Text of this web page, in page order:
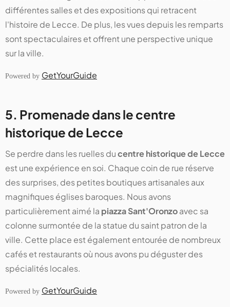
différentes salles et des expositions qui retracent
l'histoire de Lecce. De plus, les vues depuis les remparts
sont spectaculaires et offrent une perspective unique
sur la ville.
Powered by GetYourGuide
5. Promenade dans le centre
historique de Lecce
Se perdre dans les ruelles ducentre historique de Lecce
est une expérience en soi. Chaque coin de rue réserve
des surprises, des petites boutiques artisanales aux
magnifiques églises baroques. Nous avons
particulièrement aimé la piazza Sant'Oronzoavec sa
colonne surmontée de la statue du saint patron de la
ville. Cette place est également entourée de nombreux
cafés et restaurants où nous avons pu déguster des
spécialités locales.
Powered by GetYourGuide